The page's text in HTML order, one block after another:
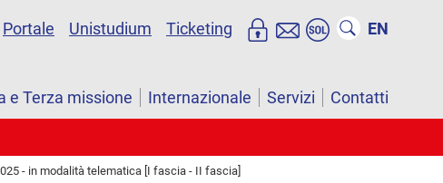
Portale Unistudium Ticketing EN
e Terza missione Internazionale Servizi Contatti
- in modalità telematica [I fascia - II fascia]